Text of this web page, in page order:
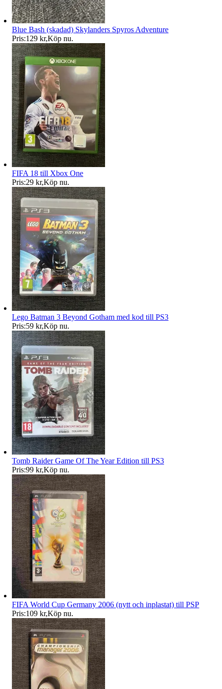
Blue Bash (skadad) Skylanders Spyros Adventure
Pris:129 kr,Köp nu.
FIFA 18 till Xbox One
Pris:29 kr,Köp nu.
Lego Batman 3 Beyond Gotham med kod till PS3
Pris:59 kr,Köp nu.
Tomb Raider Game Of The Year Edition till PS3
Pris:99 kr,Köp nu.
FIFA World Cup Germany 2006 (nytt och inplastat) till PSP
Pris:109 kr,Köp nu.